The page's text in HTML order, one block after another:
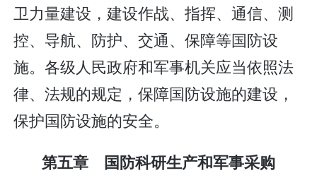
卫力量建设，建设作战、指挥、通信、测
控、导航、防护、交通、保障等国防设
施。各级人民政府和军事机关应当依照法
律、法规的规定，保障国防设施的建设，
保护国防设施的安全。
第五章 国防科研生产和军事采购